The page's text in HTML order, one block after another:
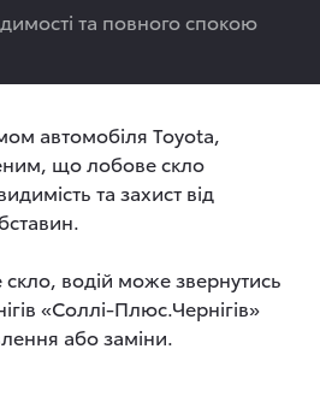
та повного спокою
автомобіля Toyota,
що лобове скло
та захист від
водій може звернутись
«Соллі-Плюс.Чернігів»
або заміни.